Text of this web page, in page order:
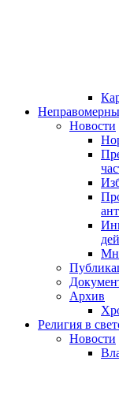
Новости
Архив
Религия в
Новости